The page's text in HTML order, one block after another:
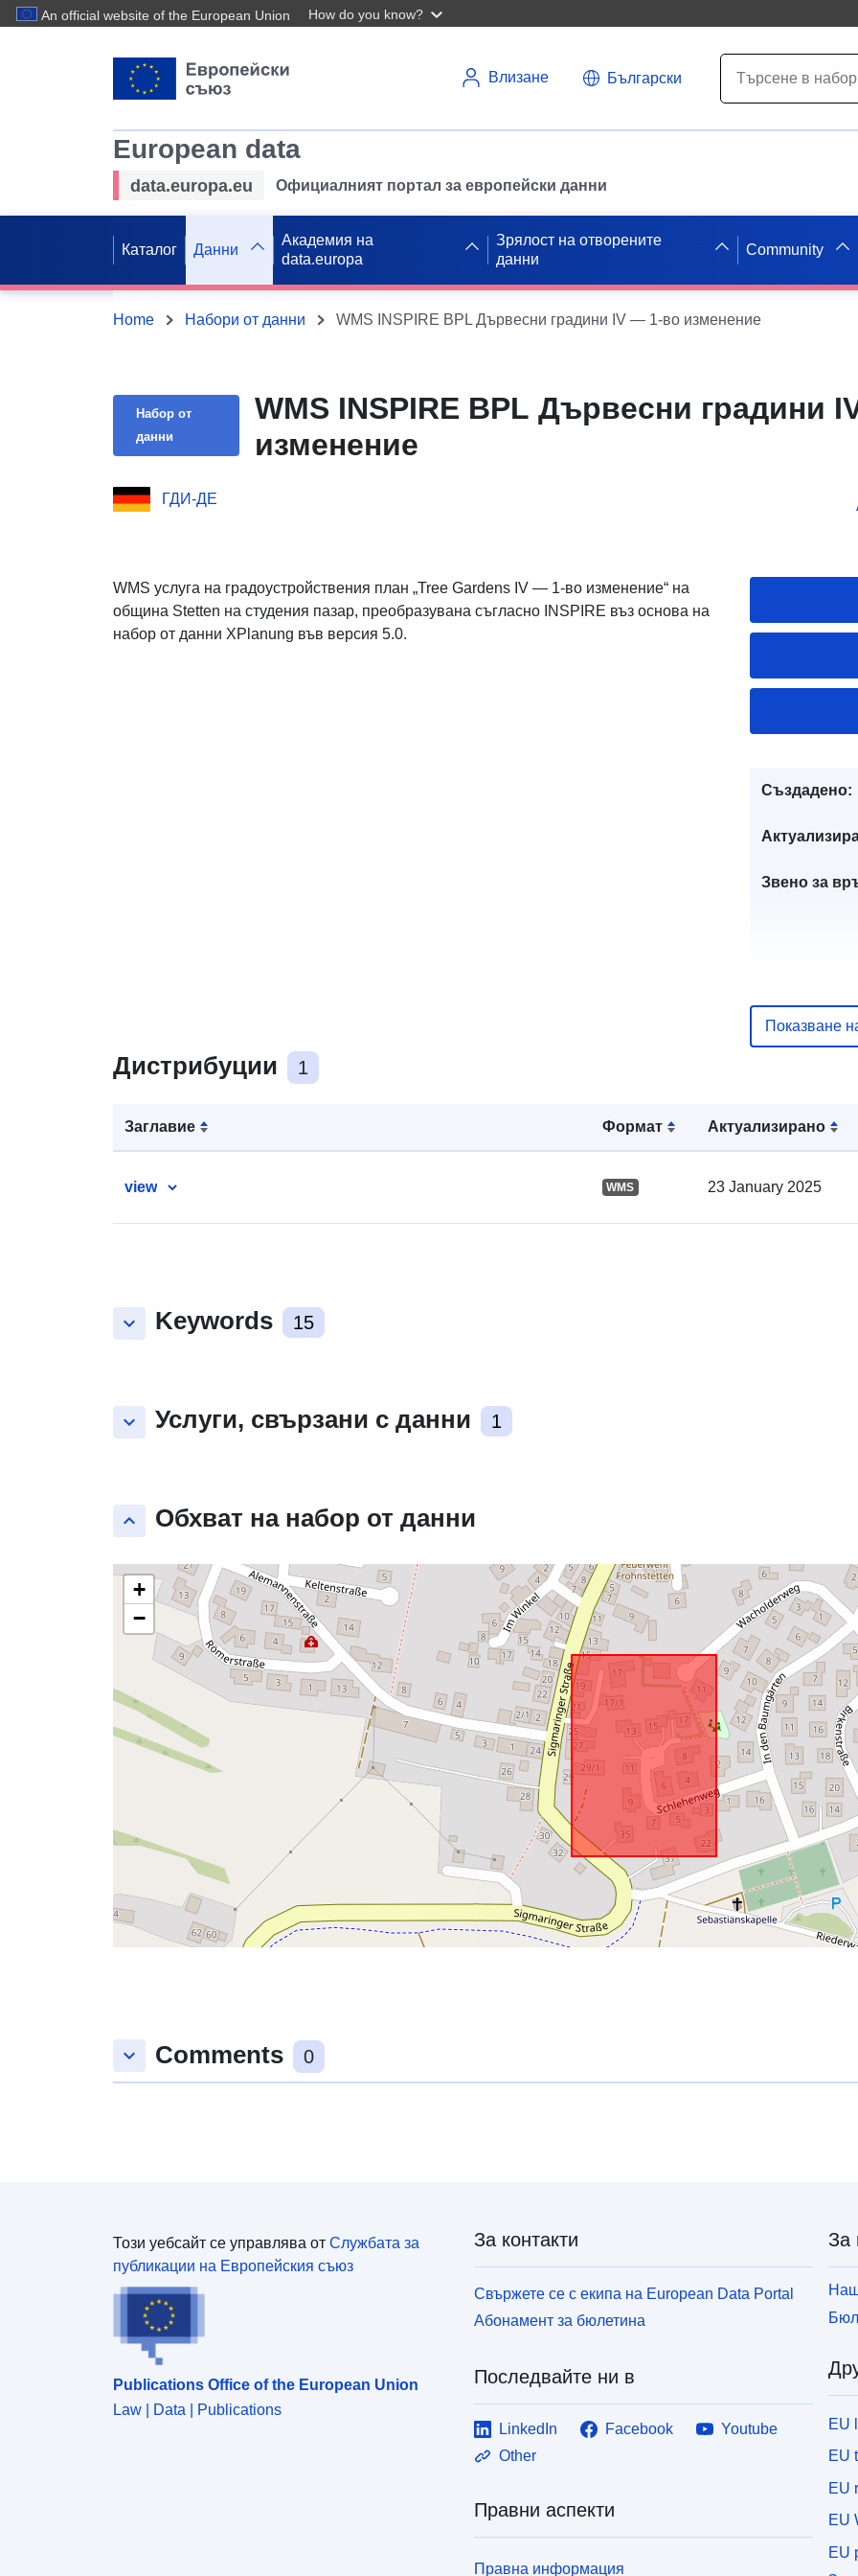
An official website of the European Union How do you know?
Влизане Български
European data
data.europa.eu Официалният портал за европейски данни
Каталог Данни
Академия на
data.europa
Зрялост на отворените
данни
Community
Home Набори от данни WMS INSPIRE BPL Дървесни градини IV — 1-во изменение
Набор от
данни
WMS INSPIRE BPL Дървесни градини
изменение
ГДИ-ДЕ
WMS услуга на градоустройствения план „Tree Gardens IV — 1-во изменение“ на
община Stetten на студения пазар, преобразувана съгласно INSPIRE въз основа на
набор от данни XPlanung във версия 5.0.
Дистрибуции 1
Заглавие Формат Актуализирано
view WMS 23 January 2025
keyboard_arrow_down Keywords 15
keyboard_arrow_down Услуги, свързани с данни 1
keyboard_arrow_up Обхват на набор от данни
+
−
Създадено:
Звено за
Показване
keyboard_arrow_down Comments 0
Този уебсайт се управлява от Службата за
публикации на Европейския съюз
Publications Office of the European Union
Law | Data | Publications
За контакти
Свържете се с екипа на European Data Portal
Абонамент за бюлетина
Последвайте ни в
LinkedIn Facebook
Youtube
Other
Правни аспекти
Правна информация
За
EU
EU
EU
EU
EU